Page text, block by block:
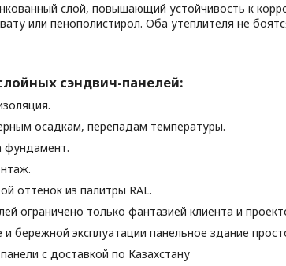
слой, повышающий устойчивость к
или пенополистирол. Оба утеплителя не
сэндвич-панелей:
осадкам, перепадам температуры.
фундамент.
оттенок из палитры RAL.
ограничено только фантазией клиента и
бережной эксплуатации панельное здание
с доставкой по Казахстану